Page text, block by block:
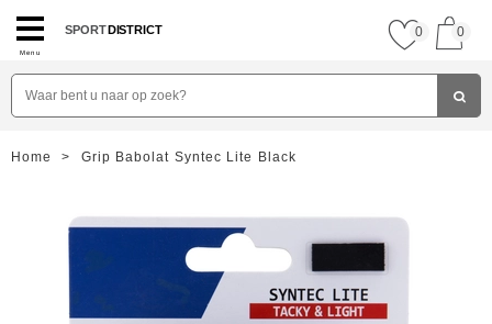
Menu
SPORTDISTRICT 0 0
Home > Grip Babolat Syntec Lite Black